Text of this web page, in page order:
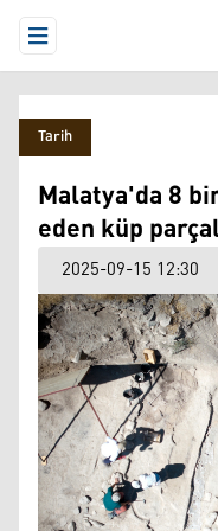
Open Menu
Tarih
Malatya'da 8
eden küp
2025-09-15 12:30